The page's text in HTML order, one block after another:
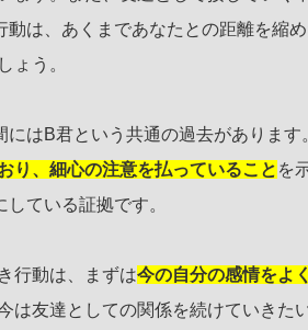
動は、あくまであなたとの距離を縮
ょう。
はB君という共通の過去があります
り、細心の注意を払っていること を
ている証拠です。
行動は、まずは今の自分の感情をよ
は友達としての関係を続けていきた